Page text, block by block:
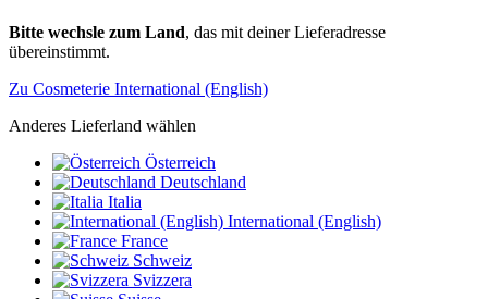
Bitte wechsle zum Land, das mit deiner Lieferadresse
übereinstimmt.
Zu Cosmeterie International (English)
Anderes Lieferland wählen
Österreich
Deutschland
Italia
International (English)
France
Schweiz
Svizzera